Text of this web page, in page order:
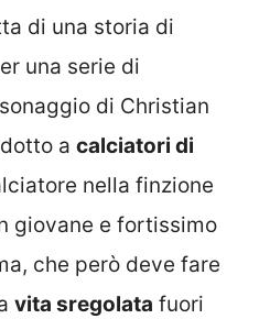
di una storia di
una serie di
di Christian
a calciatori di
nella finzione
giovane e fortissimo
che però deve fare
vita sregolata fuori